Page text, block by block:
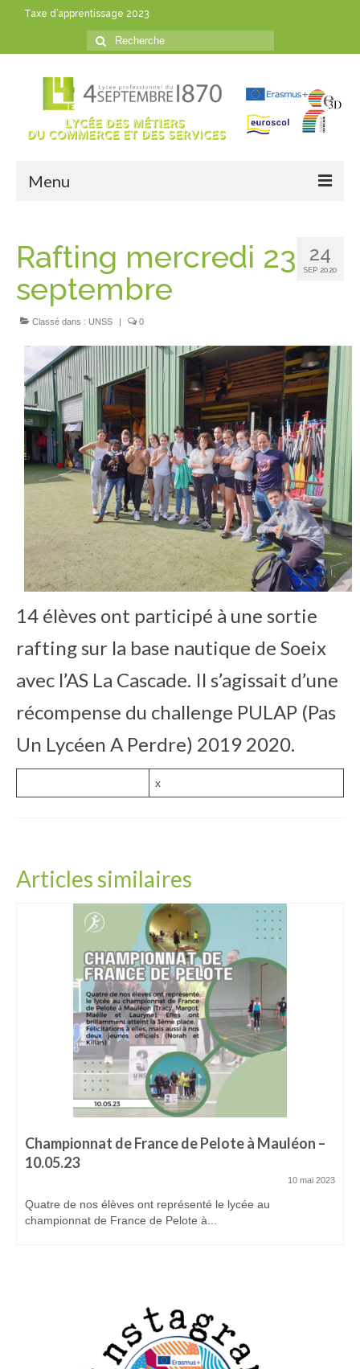
Taxe d’apprentissage 2023
Rechercher
:
Menu
Actualités
Vie au lycée
Informations pratiques
Formations
Lycée européen
Restauration et Hébergement
Règlement
Contact
Taxe d’apprentissage
Offres d’emploi
24
SEP 2020
Rafting mercredi 23
septembre
Classé dans : UNSS | 0
14 élèves ont participé à une sortie
rafting sur la base nautique de Soeix
avec l’AS La Cascade. Il s’agissait d’une
récompense du challenge PULAP (Pas
Un Lycéen A Perdre) 2019 2020.
x
Articles similaires
Championnat de France de Pelote à Mauléon –
10.05.23
10 mai 2023
Quatre de nos élèves ont représenté le lycée au
championnat de France de Pelote à...